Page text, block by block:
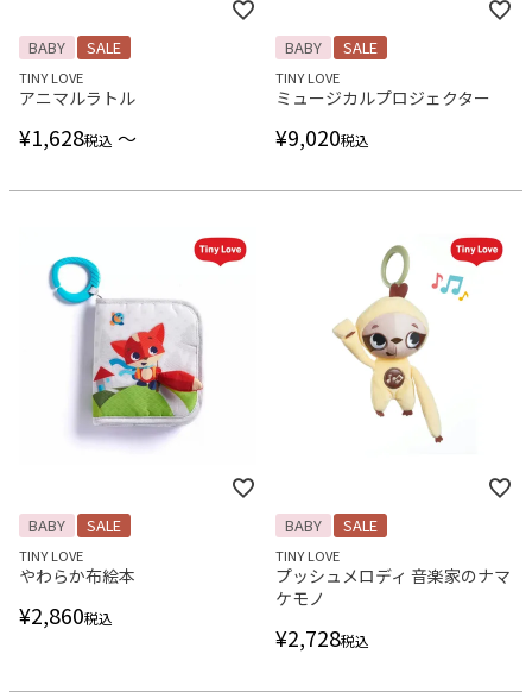
BABY SALE
TINY LOVE
アニマルラトル
¥1,628税込 〜
BABY SALE
TINY LOVE
ミュージカルプロジェクター
¥9,020税込
BABY SALE
TINY LOVE
やわらか布絵本
¥2,860税込
BABY SALE
TINY LOVE
プッシュメロディ 音楽家のナマ
ケモノ
¥2,728税込